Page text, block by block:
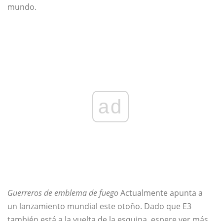
mundo.
ad
Guerreros de emblema de fuegoActualmente apunta a
un lanzamiento mundial este otoño. Dado que E3